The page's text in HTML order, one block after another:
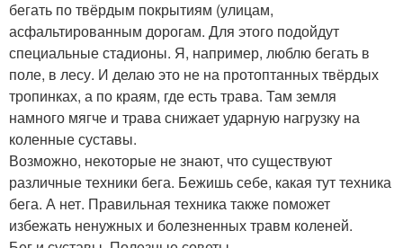
бегать по твёрдым покрытиям (улицам,
асфальтированным дорогам. Для этого подойдут
специальные стадионы. Я, например, люблю бегать в
поле, в лесу. И делаю это не на протоптанных твёрдых
тропинках, а по краям, где есть трава. Там земля
намного мягче и трава снижает ударную нагрузку на
коленные суставы.
Возможно, некоторые не знают, что существуют
различные техники бега. Бежишь себе, какая тут техника
бега. А нет. Правильная техника также поможет
избежать ненужных и болезненных травм коленей.